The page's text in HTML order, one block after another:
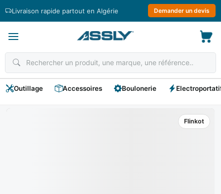
Livraison rapide partout en Algérie Demander un devis
Outillage Accessoires Boulonerie
Flinkot